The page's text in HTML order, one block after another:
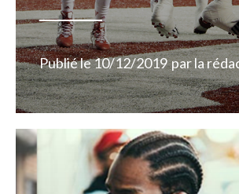
Publié le10/12/2019 parla